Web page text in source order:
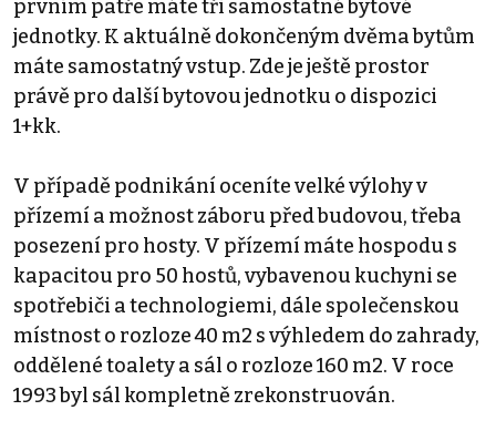
prvním patře máte tři samostatné bytové
jednotky. K aktuálně dokončeným dvěma bytům
máte samostatný vstup. Zde je ještě prostor
právě pro další bytovou jednotku o dispozici
1+kk.
V případě podnikání oceníte velké výlohy v
přízemí a možnost záboru před budovou, třeba
posezení pro hosty. V přízemí máte hospodu s
kapacitou pro 50 hostů, vybavenou kuchyni se
spotřebiči a technologiemi, dále společenskou
místnost o rozloze 40 m2 s výhledem do zahrady,
oddělené toalety a sál o rozloze 160 m2. V roce
1993 byl sál kompletně zrekonstruován.